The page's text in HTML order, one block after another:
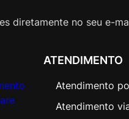
diretamente no seu e-
ATENDIMENTO
Atendimento
Atendimento